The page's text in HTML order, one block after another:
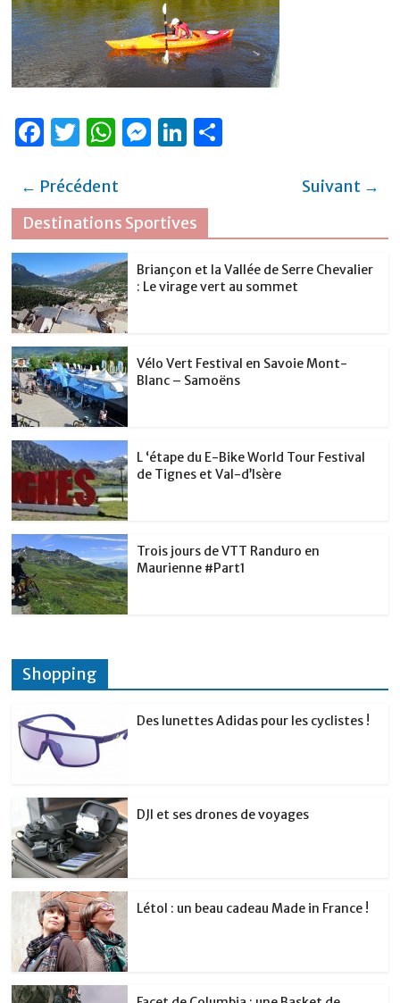
F
c
e
b
o
o
k
T
it
te
r
W
at
s
A
p
p
M
e
n
g
Li
e
dI
n
er
← Précédent
Suivant →
Destinations Sportives
Briançon et la Vallée de Serre Chevalier
: Le virage vert au sommet
Vélo Vert Festival en Savoie Mont-
Blanc – Samoëns
L ‘étape du E-Bike World Tour Festival
de Tignes et Val-d’Isère
Trois jours de VTT Randuro en
Maurienne #Part1
Shopping
Des lunettes Adidas pour les cyclistes !
DJI et ses drones de voyages
Létol : un beau cadeau Made in France !